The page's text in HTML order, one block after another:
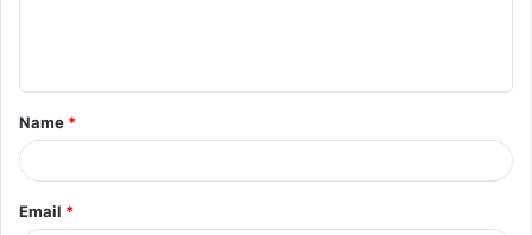
t
*
Name *
Email *